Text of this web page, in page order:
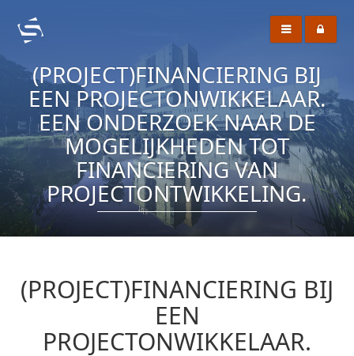
(PROJECT)FINANCIERING BIJ
EEN PROJECTONWIKKELAAR.
EEN ONDERZOEK NAAR DE
MOGELIJKHEDEN TOT
FINANCIERING VAN
PROJECTONTWIKKELING.
(PROJECT)FINANCIERING BIJ
EEN
PROJECTONWIKKELAAR.